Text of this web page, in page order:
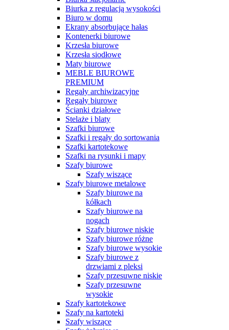
Biurka z regulacją wysokości
Biuro w domu
Ekrany absorbujące hałas
Kontenerki biurowe
Krzesła biurowe
Krzesła siodłowe
Maty biurowe
MEBLE BIUROWE
PREMIUM
Regały archiwizacyjne
Regały biurowe
Ścianki działowe
Stelaże i blaty
Szafki biurowe
Szafki i regały do sortowania
Szafki kartotekowe
Szafki na rysunki i mapy
Szafy biurowe
Szafy wiszące
Szafy biurowe metalowe
Szafy biurowe na
kółkach
Szafy biurowe na
nogach
Szafy biurowe niskie
Szafy biurowe różne
Szafy biurowe wysokie
Szafy biurowe z
drzwiami z pleksi
Szafy przesuwne niskie
Szafy przesuwne
wysokie
Szafy kartotekowe
Szafy na kartoteki
Szafy wiszące